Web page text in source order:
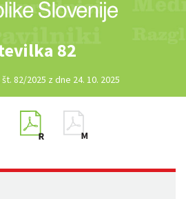
82
82/2025 z dne 24. 10. 2025